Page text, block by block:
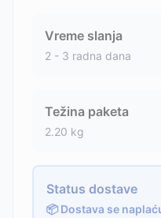
Vreme slanja
2 - 3 radna dana
Težina paketa
2.20 kg
Status dostave
📦 Dostava se